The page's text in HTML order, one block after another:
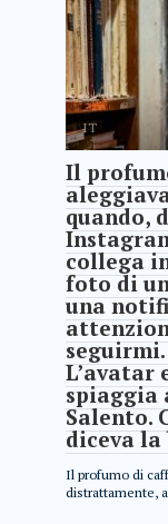
IT
Il
quando,
collega
foto di
una
L’avatar
spiaggia
Salento.
diceva la
Il profumo di
distrattamente,